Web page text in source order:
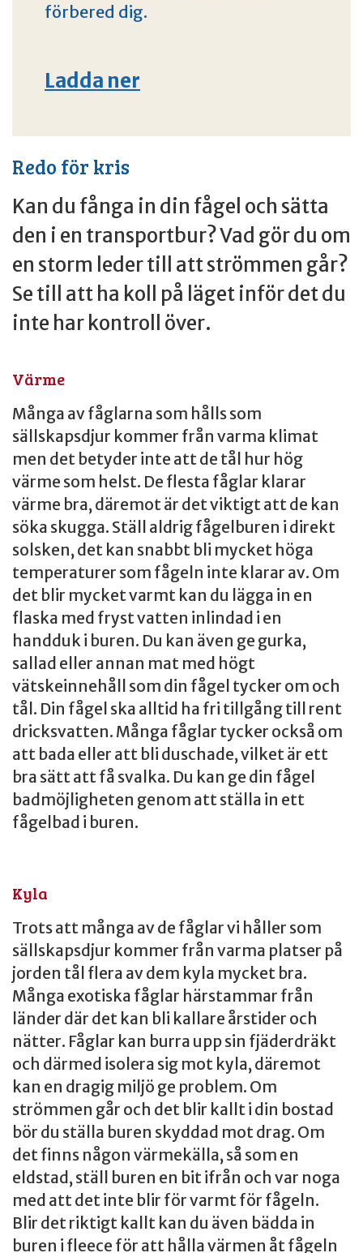
förbered dig.
Ladda ner
Redo för kris
Kan du fånga in din fågel och sätta
den i en transportbur? Vad gör du om
en storm leder till att strömmen går?
Se till att ha koll på läget inför det du
inte har kontroll över.
Värme
Många av fåglarna som hålls som
sällskapsdjur kommer från varma klimat
men det betyder inte att de tål hur hög
värme som helst. De flesta fåglar klarar
värme bra, däremot är det viktigt att de kan
söka skugga. Ställ aldrig fågelburen i direkt
solsken, det kan snabbt bli mycket höga
temperaturer som fågeln inte klarar av. Om
det blir mycket varmt kan du lägga in en
flaska med fryst vatten inlindad i en
handduk i buren. Du kan även ge gurka,
sallad eller annan mat med högt
vätskeinnehåll som din fågel tycker om och
tål. Din fågel ska alltid ha fri tillgång till rent
dricksvatten. Många fåglar tycker också om
att bada eller att bli duschade, vilket är ett
bra sätt att få svalka. Du kan ge din fågel
badmöjligheten genom att ställa in ett
fågelbad i buren.
Kyla
Trots att många av de fåglar vi håller som
sällskapsdjur kommer från varma platser på
jorden tål flera av dem kyla mycket bra.
Många exotiska fåglar härstammar från
länder där det kan bli kallare årstider och
nätter. Fåglar kan burra upp sin fjäderdräkt
och därmed isolera sig mot kyla, däremot
kan en dragig miljö ge problem. Om
strömmen går och det blir kallt i din bostad
bör du ställa buren skyddad mot drag. Om
det finns någon värmekälla, så som en
eldstad, ställ buren en bit ifrån och var noga
med att det inte blir för varmt för fågeln.
Blir det riktigt kallt kan du även bädda in
buren i fleece för att hålla värmen åt fågeln